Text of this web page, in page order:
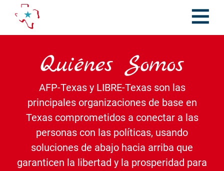
content
Quiénes Somos
AFP-Texas y LIBRE-Texas son las
principales organizaciones de base en
Texas comprometidos a conectar a las
personas con las políticas, usando
soluciones de abajo hacia arriba que
garanticen la libertad y la prosperidad para